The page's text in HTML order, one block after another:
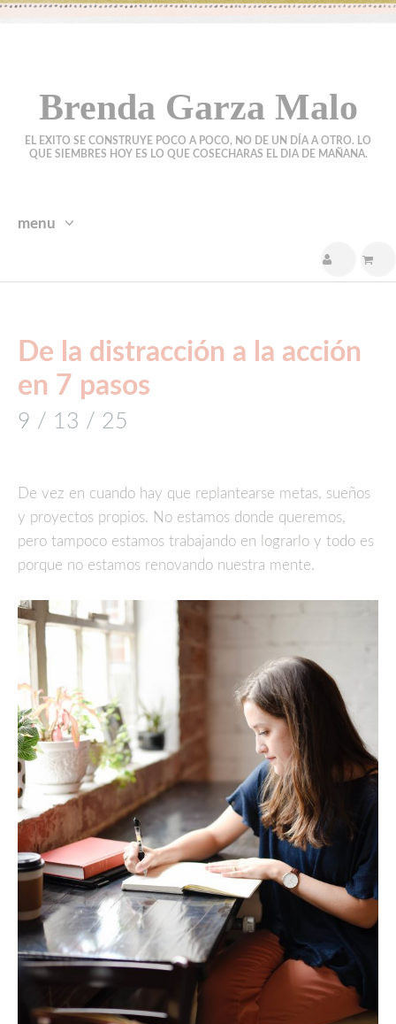
Brenda Garza Malo
EL EXITO SE CONSTRUYE POCO A POCO, NO DE UN DÍA A OTRO. LO
QUE SIEMBRES HOY ES LO QUE COSECHARAS EL DIA DE MAÑANA.
menu
De la distracción a la acción
en 7 pasos
9 / 13 / 25
De vez en cuando hay que replantearse metas, sueños
y proyectos propios. No estamos donde queremos,
pero tampoco estamos trabajando en lograrlo y todo es
porque no estamos renovando nuestra mente.